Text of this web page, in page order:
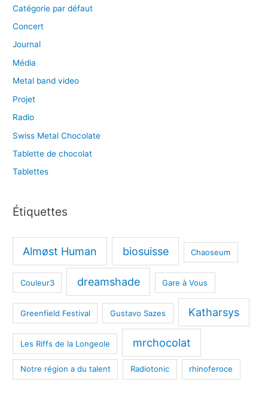
Catégorie par défaut
Concert
Journal
Média
Metal band video
Projet
Radio
Swiss Metal Chocolate
Tablette de chocolat
Tablettes
Étiquettes
Almøst Human biosuisse Chaoseum
Couleur3 dreamshade Gare à Vous
Greenfield Festival Gustavo Sazes Katharsys
Les Riffs de la Longeole mrchocolat
Notre région a du talent Radiotonic rhinoferoce